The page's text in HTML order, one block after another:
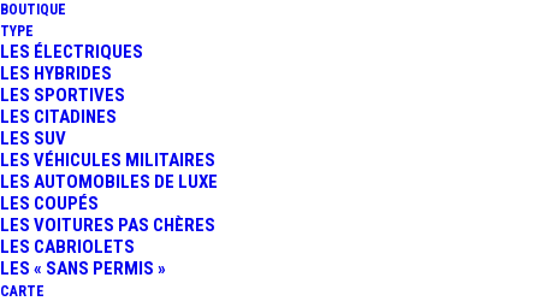
BOUTIQUE
TYPE
LES ÉLECTRIQUES
LES HYBRIDES
LES SPORTIVES
LES CITADINES
LES SUV
LES VÉHICULES MILITAIRES
LES AUTOMOBILES DE LUXE
LES COUPÉS
LES VOITURES PAS CHÈRES
LES CABRIOLETS
LES « SANS PERMIS »
CARTE
TOUR AUTO –
TOULOUSE / BIARRITZ :
LES « TROIS LIONNES »
À L’ARRIVÉE ET LA 4ÈME
PLACE POUR LA 204